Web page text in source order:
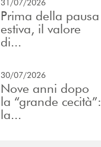
31/07/2026
Prima della pausa
estiva, il valore
di...
30/07/2026
Nove anni dopo
la “grande cecità”:
la...